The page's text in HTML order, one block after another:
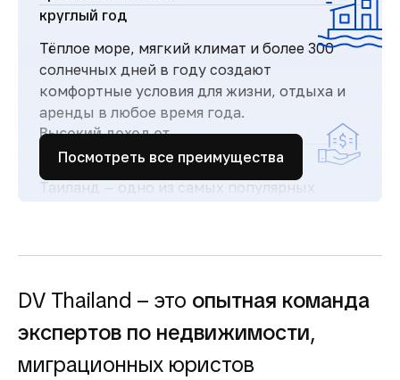
круглый год
Тёплое море, мягкий климат и более 300
солнечных дней в году создают
комфортные условия для жизни, отдыха и
аренды в любое время года.
Высокий доход от
аренды
Таиланд — одно из самых популярных
высокий спрос на аренду недвижимости.
покупка
Понятная процедура покупки для
иностранцев и сопровождение юристов
делают сделки быстрыми и безопасными.
Посмотреть все преимущества
DV Thailand – это опытная команда
экспертов по недвижимости,
миграционных юристов